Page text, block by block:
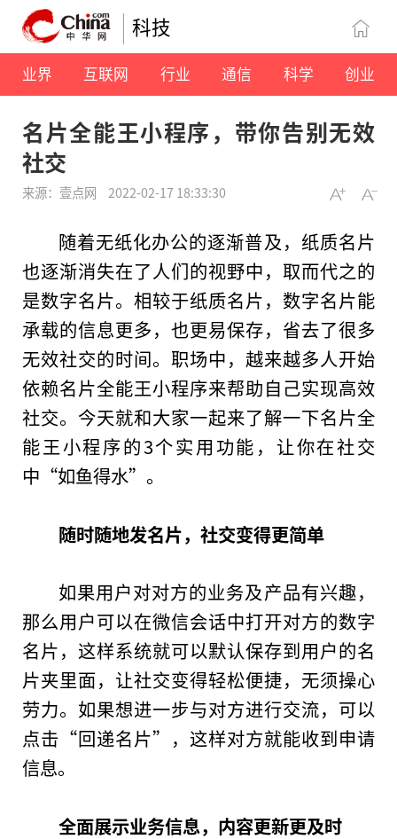
科技
业界 互联网 行业 通信 科学 创业
名片全能王小程序，带你告别无效
社交
来源：壹点网 2022-02-17 18:33:30
随着无纸化办公的逐渐普及，纸质名片
也逐渐消失在了人们的视野中，取而代之的
是数字名片。相较于纸质名片，数字名片能
承载的信息更多，也更易保存，省去了很多
无效社交的时间。职场中，越来越多人开始
依赖名片全能王小程序来帮助自己实现高效
社交。今天就和大家一起来了解一下名片全
能王小程序的3个实用功能，让你在社交
中“如鱼得水”。
随时随地发名片，社交变得更简单
如果用户对对方的业务及产品有兴趣，
那么用户可以在微信会话中打开对方的数字
名片，这样系统就可以默认保存到用户的名
片夹里面，让社交变得轻松便捷，无须操心
劳力。如果想进一步与对方进行交流，可以
点击“回递名片”，这样对方就能收到申请
信息。
全面展示业务信息，内容更新更及时